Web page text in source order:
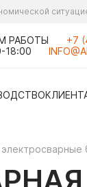
РАБОТЫ
18:00
+7